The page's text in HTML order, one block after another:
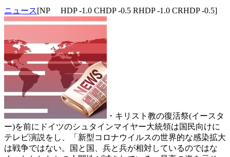
ニュース[NP HDP -1.0 CHDP -0.5 RHDP -1.0 CRHDP -0.5]
・キリスト教の復活祭(イースタ
ー)を前にドイツのシュタインマイヤー大統領は国民向けに
テレビ演説をし、「新型コロナウイルスの世界的な感染拡大
は戦争ではない。国と国、兵と兵が相対しているのではな